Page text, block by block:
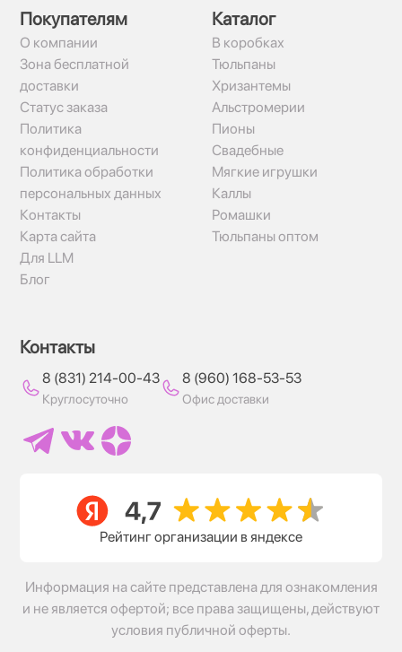
Покупателям
О компании
Зона бесплатной
доставки
Статус заказа
Политика
конфиденциальности
Политика обработки
персональных данных
Контакты
Карта сайта
Для LLM
Блог
Каталог
В коробках
Тюльпаны
Хризантемы
Альстромерии
Пионы
Свадебные
Мягкие игрушки
Каллы
Ромашки
Тюльпаны оптом
Контакты
8 (831) 214-00-43
Круглосуточно
8 (960) 168-53-53
Офис доставки
Рейтинг организации в яндексе
Информация на сайте представлена для ознакомления
и не является офертой; все права защищены, действуют
условия публичной оферты.